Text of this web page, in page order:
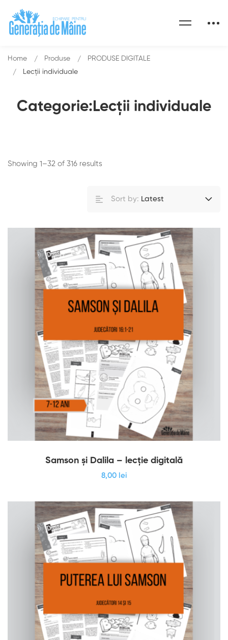
Categorie:Lecții individuale
Home Produse
PRODUSE DIGITALE
Lecții individuale
Showing 1–32 of 316 results
Sort by: Latest
Samson și Dalila – lecție digitală
8,00 lei